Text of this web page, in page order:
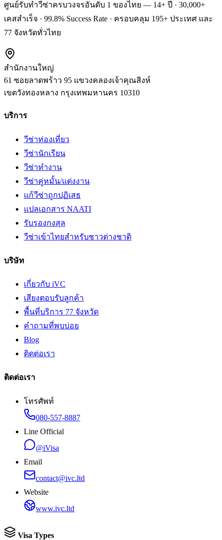
ศูนย์รับทำวีซ่าครบวงจรอันดับ 1 ของไทย — 14+ ปี · 30,000+
เคสสำเร็จ · 99.8% Success Rate · ครอบคลุม 195+ ประเทศ และ
77 จังหวัดทั่วไทย
สำนักงานใหญ่
61 ซอยลาดพร้าว 95 แขวงคลองเจ้าคุณสิงห์
เขตวังทองหลาง กรุงเทพมหานคร 10310
บริการ
วีซ่าท่องเที่ยว
วีซ่านักเรียน
วีซ่าทำงาน
วีซ่าคู่หมั้น/แต่งงาน
แก้วีซ่าถูกปฏิเสธ
แปลเอกสาร NAATI
รับรองกงสุล
วีซ่าเข้าไทยสำหรับชาวต่างชาติ
บริษัท
เกี่ยวกับ iVC
เสียงตอบรับลูกค้า
พื้นที่บริการ 77 จังหวัด
คำถามที่พบบ่อย
Blog
ติดต่อเรา
ติดต่อเรา
โทรศัพท์
080-557-8887
Line Official
@iVisa
Email
contact@ivc.ltd
Website
www.ivc.ltd
Visa Types